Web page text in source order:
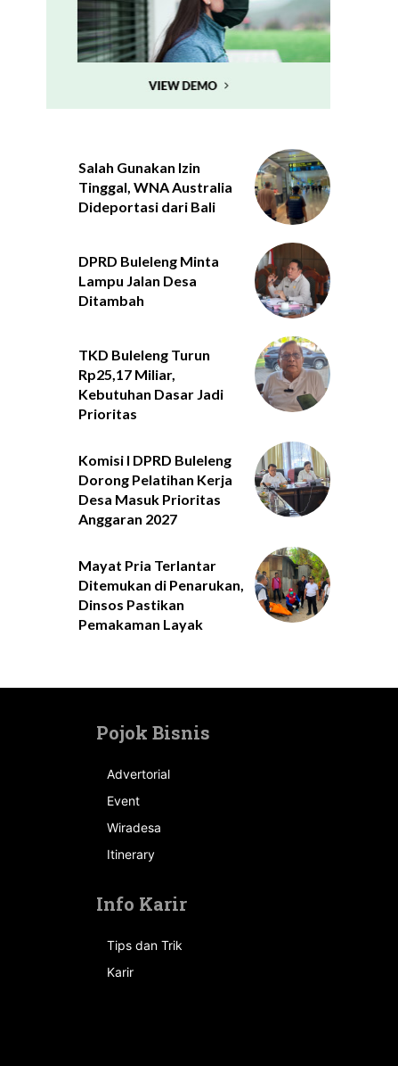
Salah Gunakan Izin
Tinggal, WNA Australia
Dideportasi dari Bali
DPRD Buleleng Minta
Lampu Jalan Desa
Ditambah
TKD Buleleng Turun
Rp25,17 Miliar,
Kebutuhan Dasar Jadi
Prioritas
Komisi I DPRD Buleleng
Dorong Pelatihan Kerja
Desa Masuk Prioritas
Anggaran 2027
Mayat Pria Terlantar
Ditemukan di Penarukan,
Dinsos Pastikan
Pemakaman Layak
Pojok Bisnis
Advertorial
Event
Wiradesa
Itinerary
Info Karir
Tips dan Trik
Karir